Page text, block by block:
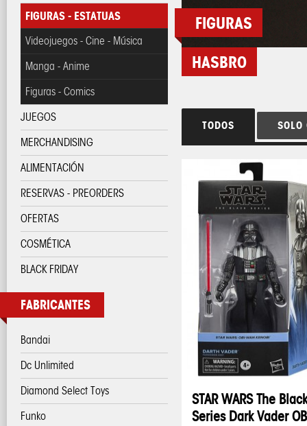
FIGURAS - ESTATUAS
Videojuegos - Cine - Música
Manga - Anime
Figuras - Comics
JUEGOS
MERCHANDISING
ALIMENTACIÓN
RESERVAS - PREORDERS
OFERTAS
COSMÉTICA
BLACK FRIDAY
FABRICANTES
Bandai
Dc Unlimited
Diamond Select Toys
Funko
FIGURAS
HASBRO
TODOS SOLO
STAR WARS The Black
Series Dark Vader